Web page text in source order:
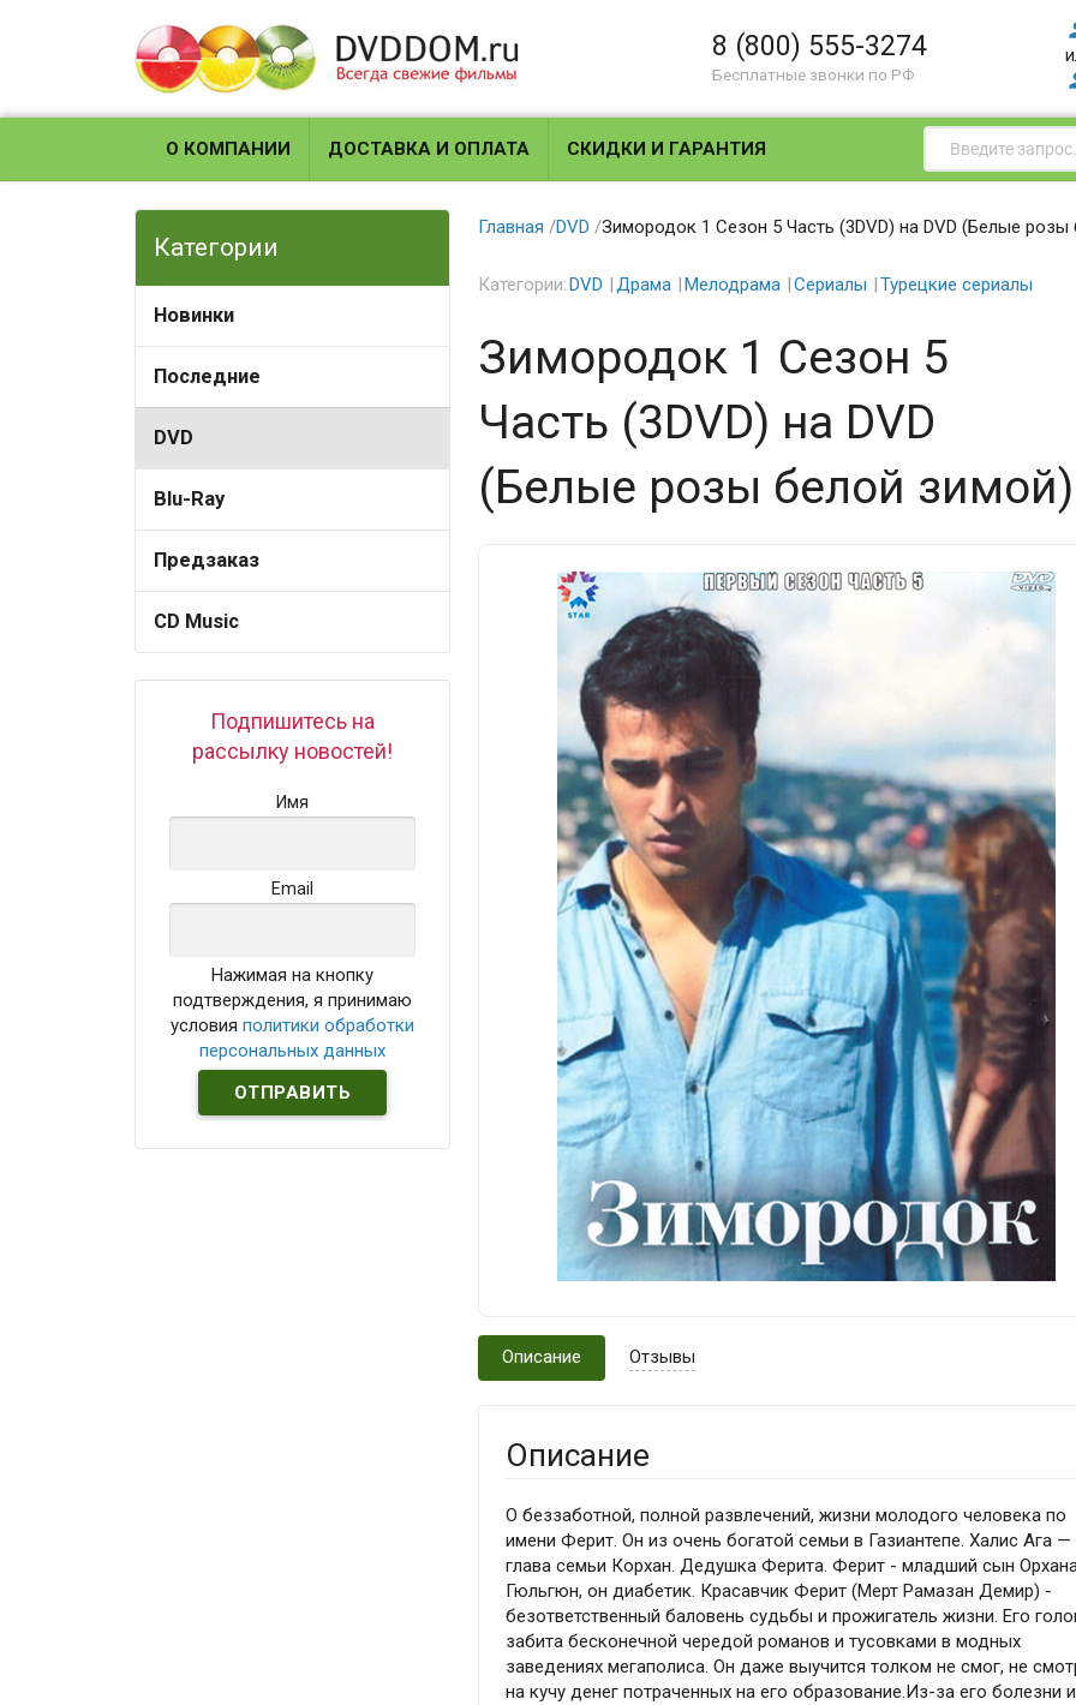
8 (800) 555-3274
Бесплатные звонки по РФ
О КОМПАНИИ ДОСТАВКА И ОПЛАТА СКИДКИ И ГАРАНТИЯ
Категории
Новинки
Последние
DVD
Blu-Ray
Предзаказ
CD Music
Подпишитесь на
рассылку новостей!
Имя
Email
Нажимая на кнопку
подтверждения, я принимаю
условияполитики обработки
персональных данных
Главная /DVD /Зимородок 1 Сезон 5 Часть (3DVD) на DVD (Белые розы
Категории:DVD Драма Мелодрама Сериалы Турецкие сериалы
Зимородок 1 Сезон 5
Часть (3DVD) на DVD
(Белые розы белой зимой)
Описание Отзывы
Описание
О беззаботной, полной развлечений, жизни молодого человека по
имени Ферит. Он из очень богатой семьи в Газиантепе. Халис Ага —
глава семьи Корхан. Дедушка Ферита. Ферит - младший сын
Гюльгюн, он диабетик. Красавчик Ферит (Мерт Рамазан Демир) -
безответственный баловень судьбы и прожигатель жизни. Его
забита бесконечной чередой романов и тусовками в модных
заведениях мегаполиса. Он даже выучится толком не смог, не
на кучу денег потраченных на его образование.Из-за его болезни и